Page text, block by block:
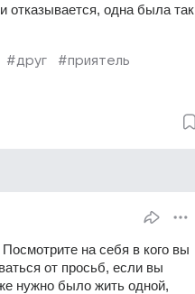
отказывается, одна была так
#друг
#приятель
на себя в кого вы
от просьб, если вы
нужно было жить одной,